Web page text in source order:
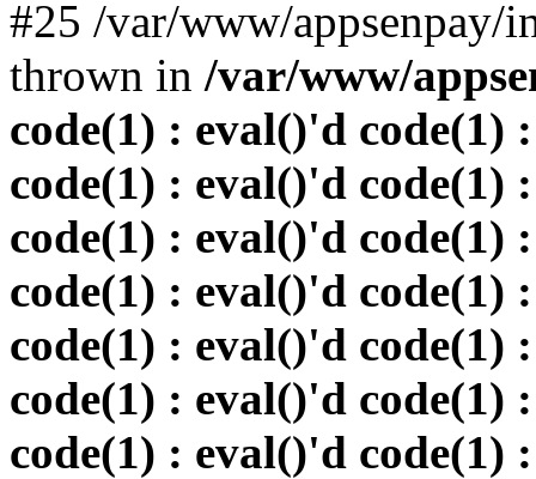
#25 /var/www/
thrown in /var/www/
code(1) : eval()'d code(1)
code(1) : eval()'d code(1)
code(1) : eval()'d code(1)
code(1) : eval()'d code(1)
code(1) : eval()'d code(1)
code(1) : eval()'d code(1)
code(1) : eval()'d code(1)